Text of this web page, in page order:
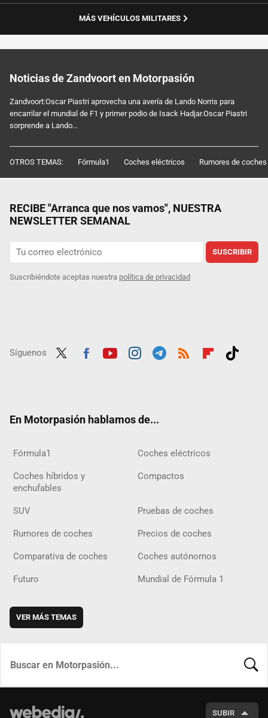
MÁS VEHÍCULOS MILITARES
Noticias de Zandvoort en Motorpasión
Zandvoort:Oscar Piastri aprovecha una avería de Lando Norris para
encarrilar el mundial de F1 y primer podio de Isack Hadjar.Oscar Piastri
sorprende a Lando...
OTROS TEMAS: Fórmula1 Coches eléctricos Rumores de coches
RECIBE "Arranca que nos vamos", NUESTRA
NEWSLETTER SEMANAL
SUSCRIBIR
Suscribiéndote aceptas nuestra política de privacidad
Síguenos
En Motorpasión hablamos de...
Fórmula1 Coches eléctricos
Coches híbridos y
enchufables
Compactos
SUV Pruebas de coches
Rumores de coches Precios de coches
Comparativa de coches Coches autónomos
Futuro Mundial de Fórmula 1
VER MÁS TEMAS
SUBIR